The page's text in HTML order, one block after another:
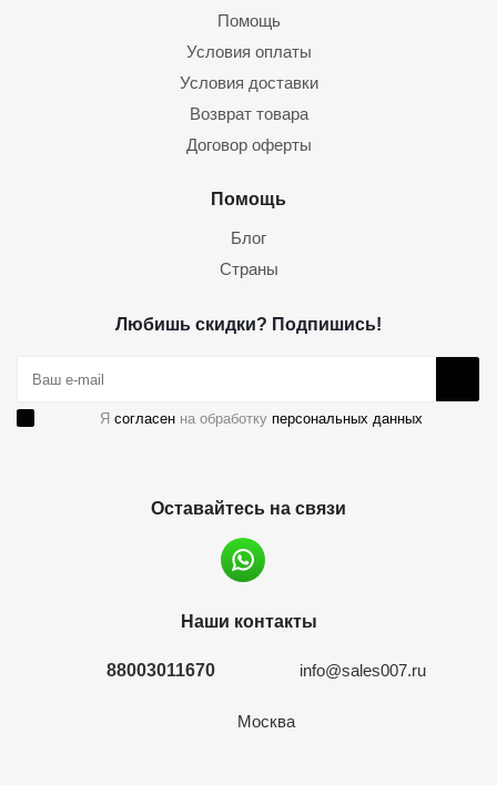
Помощь
Условия оплаты
Условия доставки
Возврат товара
Договор оферты
Помощь
Блог
Страны
Любишь скидки? Подпишись!
Я согласен на обработку персональных данных
Оставайтесь на связи
Наши контакты
88003011670 info@sales007.ru
Москва